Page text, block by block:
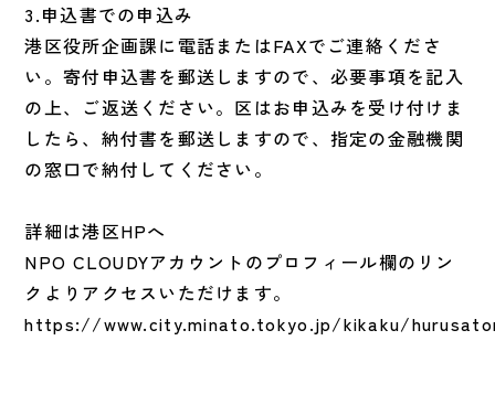
3.申込書での申込み
港区役所企画課に電話またはFAXでご連絡くださ
い。寄付申込書を郵送しますので、必要事項を記入
の上、ご返送ください。区はお申込みを受け付けま
したら、納付書を郵送しますので、指定の金融機関
の窓口で納付してください。
詳細は港区HPへ
NPO CLOUDYアカウントのプロフィール欄のリン
クよりアクセスいただけます。
https://www.city.minato.tokyo.jp/kikaku/